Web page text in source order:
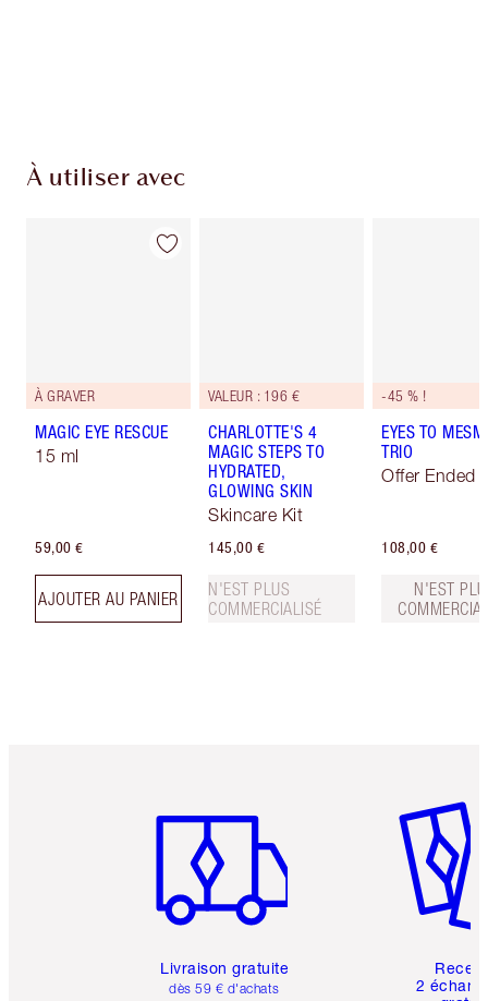
À utiliser avec
À GRAVER
MAGIC EYE RESCUE
15 ml
59,00 €
AJOUTER AU PANIER
VALEUR : 196 €
CHARLOTTE'S 4
MAGIC STEPS TO
HYDRATED,
GLOWING SKIN
Skincare Kit
145,00 €
N'EST PLUS
COMMERCIALISÉ
-45 % !
EYES TO
TRIO
Offer Ended
108,00 €
N'EST
Livraison gratuite
dès 59 € d'achats
2